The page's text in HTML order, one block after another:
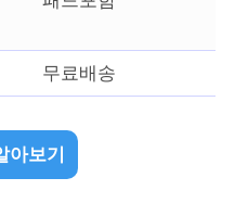
무료배송
아보기